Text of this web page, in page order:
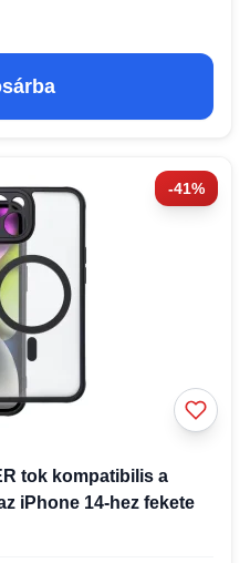
-41%
tok kompatibilis a
iPhone 14-hez fekete